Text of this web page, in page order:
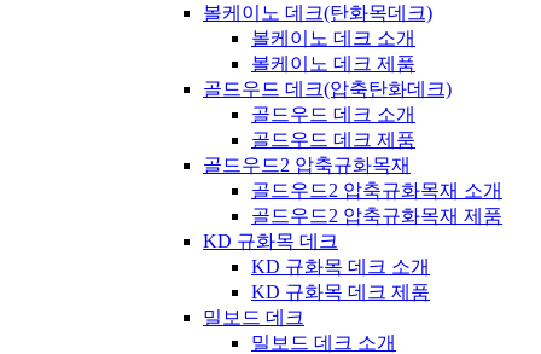
볼케이노 데크(탄화목데크)
볼케이노 데크 소개
볼케이노 데크 제품
골드우드 데크(압축탄화데크)
골드우드 데크 소개
골드우드 데크 제품
골드우드2 압축규화목재
골드우드2 압축규화목재 소개
골드우드2 압축규화목재 제품
KD 규화목 데크
KD 규화목 데크 소개
KD 규화목 데크 제품
밀보드 데크
밀보드 데크 소개